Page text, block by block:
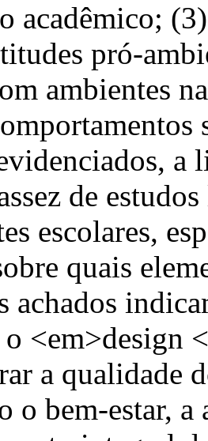
acadêmico;
pró-
ambientes
a
de
escolares,
quais
achados
o
a qualidade
o bem-estar, a